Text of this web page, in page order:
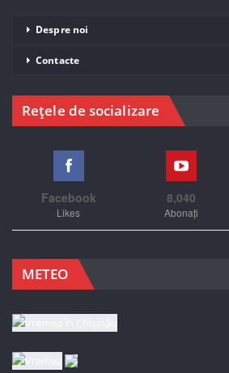
Despre noi
Contacte
Rețele de socializare
Facebook
Likes
8,040
Abonați
METEO